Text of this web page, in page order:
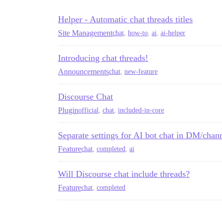
Helper - Automatic chat threads titles
Site Managementchat, how-to, ai, ai-helper
Introducing chat threads!
Announcementschat, new-feature
Discourse Chat
Pluginofficial, chat, included-in-core
Separate settings for AI bot chat in DM/
Featurechat, completed, ai
Will Discourse chat include threads?
Featurechat, completed